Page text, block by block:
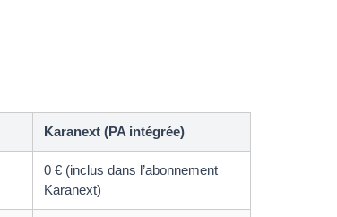
Karanext (PA intégrée)
0 € (inclus dans l’abonnement
Karanext)